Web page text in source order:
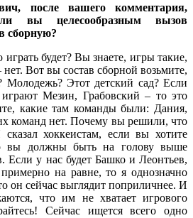
после вашего комментария,
вы целесообразным вызов
сборную?
будет? Вы знаете, игры такие,
нет. Вот вы состав сборной возьмите,
Молодежь? Этот детский сад? Если
Мезин, Грабовский – то это
какие там команды были: Дания,
команд нет. Почему вы решили, что
хоккеистам, если вы хотите
вы должны быть на голову выше
Если у нас будет Башко и Леонтьев,
на равне, то я однозначно
он сейчас выглядит поприличнее. И
что им не хватает игрового
Сейчас ищется всего одно